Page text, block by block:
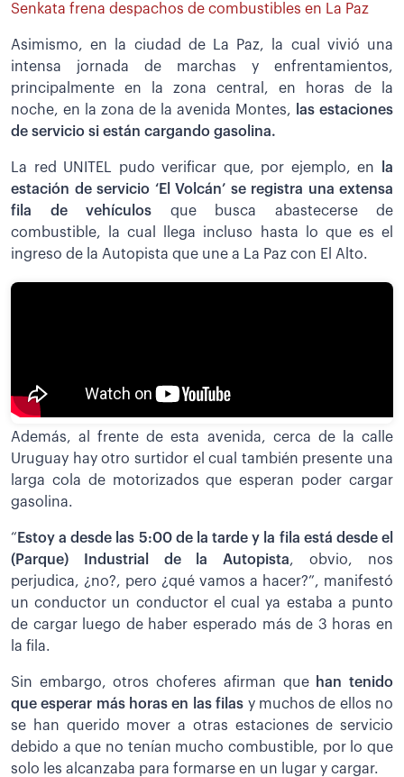
Senkata frena despachos de combustibles en La Paz
Asimismo, en la ciudad de La Paz, la cual vivió una
intensa jornada de marchas y enfrentamientos,
principalmente en la zona central, en horas de la
noche, en la zona de la avenida Montes,
las estaciones
de servicio si están cargando gasolina.
La red UNITEL pudo verificar que, por ejemplo, en
la
estación de servicio ‘El Volcán’ se registra una extensa
fila de vehículos que busca abastecerse de
combustible, la cual llega incluso hasta lo que es el
ingreso de la Autopista que une a La Paz con El Alto.
Además, al frente de esta avenida, cerca de la calle
Uruguay hay otro surtidor el cual también presente una
larga cola de motorizados que esperan poder cargar
gasolina.
“ Estoy a desde las 5:00 de la tarde y la fila está desde el
(Parque) Industrial de la Autopista, obvio, nos
perjudica, ¿no?, pero ¿qué vamos a hacer?”, manifestó
un conductor un conductor el cual ya estaba a punto
de cargar luego de haber esperado más de 3 horas en
la fila.
Sin embargo, otros choferes afirman que
han tenido
que esperar más horas en las filas y muchos de ellos no
se han querido mover a otras estaciones de servicio
debido a que no tenían mucho combustible, por lo que
solo les alcanzaba para formarse en un lugar y cargar.